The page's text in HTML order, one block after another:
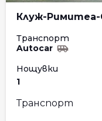
Клуж-Римитеа-
Транспорт
Autocar
Нощувки
1
Транспорт